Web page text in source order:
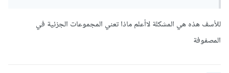
للأسف هذه هي المشكلة لاأعلم ماذا تعني المجموعات الجزئية في
المصفوفة